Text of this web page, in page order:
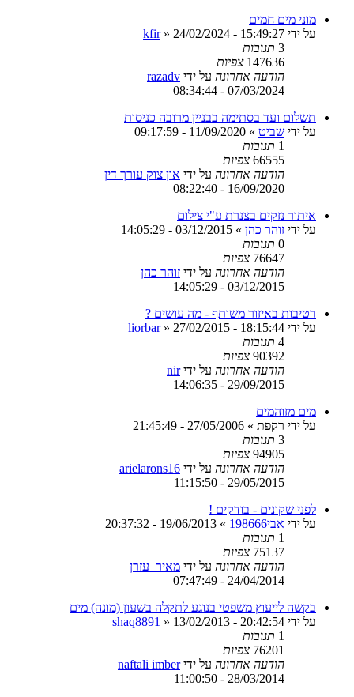
מוני מים חמים
על ידי
kfir» 24/02/2024 - 15:49:27
3 תגובות
147636 צפיות
הודעה אחרונה על ידי razadv
07/03/2024 - 08:34:44
תשלום ועד בסתימה בבניין מרובה כניסות
על ידי שביט »
11/09/2020 - 09:17:59
1 תגובות
66555 צפיות
הודעה אחרונה על ידי און צוק עורך דין
16/09/2020 - 08:22:40
איתור נזקים בצנרת ע"י צילום
על ידי זוהר כהן »
03/12/2015 - 14:05:29
0 תגובות
76647 צפיות
הודעה אחרונה על ידי זוהר כהן
03/12/2015 - 14:05:29
רטיבות באיזור משותף - מה עושים ?
על ידי
liorbar» 27/02/2015 - 18:15:44
4 תגובות
90392 צפיות
הודעה אחרונה על ידיnir
29/09/2015 - 14:06:35
מים מזוהמים
על ידי רקפת »
27/05/2006 - 21:45:49
3 תגובות
94905 צפיות
הודעה אחרונה על ידי arielarons16
29/05/2015 - 11:15:50
לפני שקונים - בודקים !
על ידי אבי198666 »
19/06/2013 - 20:37:32
1 תגובות
75137 צפיות
הודעה אחרונה על ידי מאיר_עזרן
24/04/2014 - 07:47:49
בקשה לייעוץ משפטי בנוגע לתקלה בשעון (מונה) מים
על ידי
shaq8891 » 13/02/2013 - 20:42:54
1 תגובות
76201 צפיות
הודעה אחרונה על ידיnaftali imber
28/03/2014 - 11:00:50